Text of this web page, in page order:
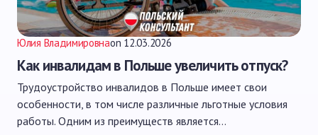
Юлия Владимировнаon 12.03.2026
Как инвалидам в Польше увеличить отпуск?
Трудоустройство инвалидов в Польше имеет свои
особенности, в том числе различные льготные условия
работы. Одним из преимуществ является…